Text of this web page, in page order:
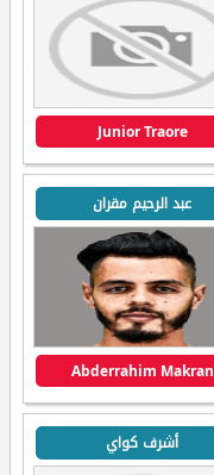
Junior Traore
عبد الرحيم مقران
Abderrahim Makran
أشرف كواي